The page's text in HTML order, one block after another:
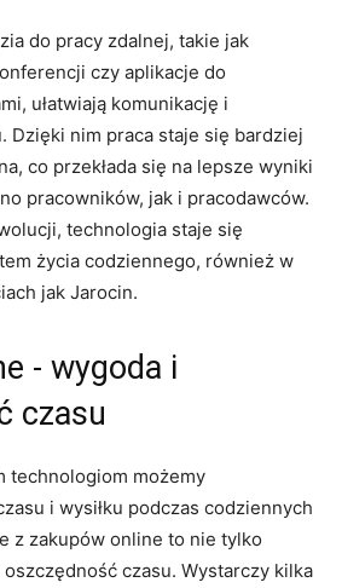
do pracy ⁣zdalnej, takie jak
czy aplikacje do
ułatwiają ‍komunikację ​i
Dzięki nim praca ​staje się bardziej
co przekłada ⁢się na lepsze wyniki⁣
pracowników, ⁢jak i pracodawców.
technologia ⁤staje się
życia codziennego, również ‍w
jak Jarocin.
-‍ wygoda‌ i
czasu
technologiom możemy
i ⁣wysiłku podczas ‌codziennych
z zakupów online to nie tylko
czasu. Wystarczy kilka